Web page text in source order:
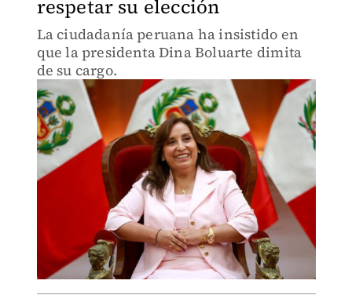
respetar su elección
La ciudadanía peruana ha insistido en
que la presidenta Dina Boluarte dimita
de su cargo.